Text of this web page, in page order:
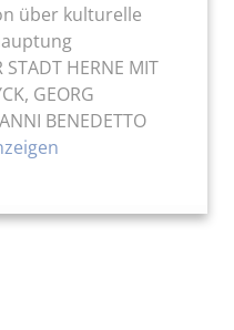
über kulturelle
STADT HERNE MIT
GEORG
BENEDETTO